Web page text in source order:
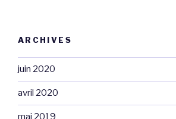
ARCHIVES
juin 2020
avril 2020
mai 2019